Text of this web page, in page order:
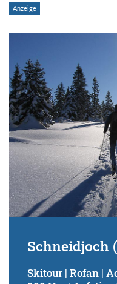
Schneidjoch
Skitour | Rofan |